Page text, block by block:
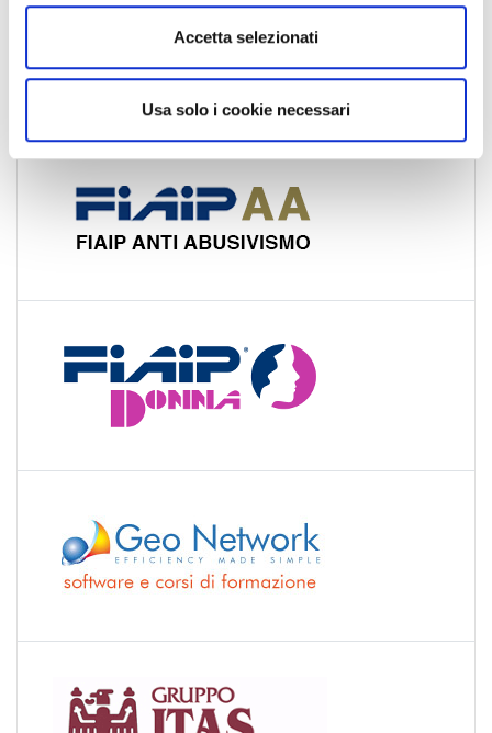
Accetta selezionati
Usa solo i cookie necessari